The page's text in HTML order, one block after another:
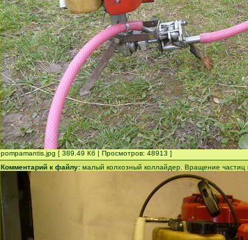
pompamantis.jpg [ 389.49 Кб | Просмотров: 48913 ]
Комментарий к файлу: малый колхозный коллайдер. Вращение